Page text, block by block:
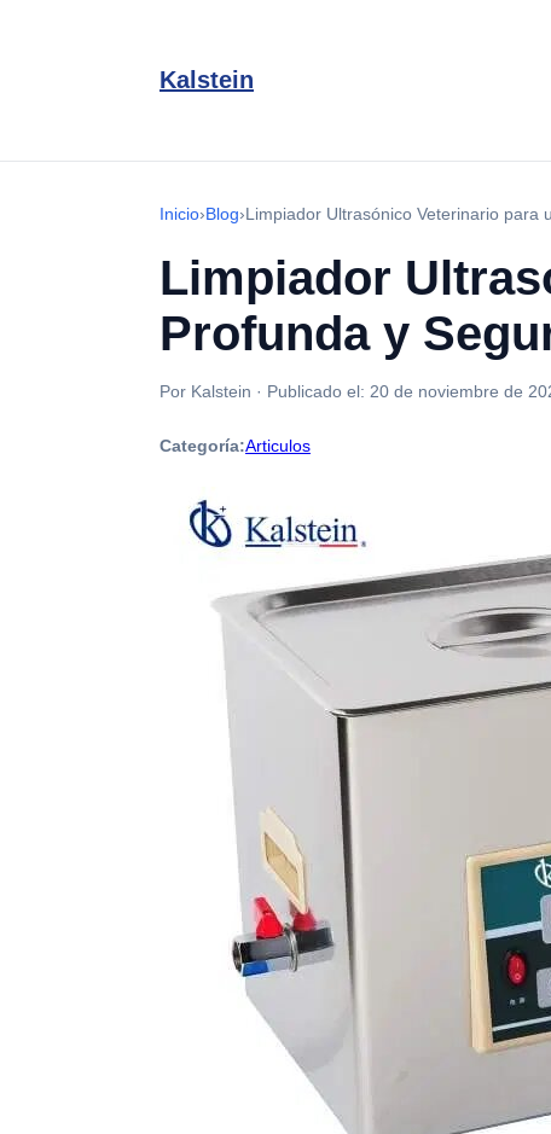
Kalstein
Inicio›Blog›Limpiador Ultrasónico Veterinario para
Limpiador
Profunda y
Por Kalstein · Publicado el: 20 de noviembre de
Categoría:Articulos